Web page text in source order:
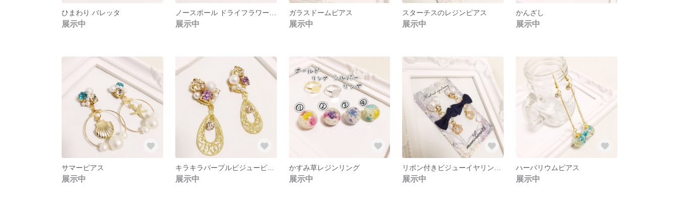
ひまわり バレッタ
展示中 展示中
ガラスドームピアス
展示中
スターチスのレジンピアス
展示中
かんざし
展示中
サマーピアス
展示中
キラキラパープルビジューピアス
展示中
かすみ草レジンリング
展示中 展示中
ハーバリウムピアス
展示中